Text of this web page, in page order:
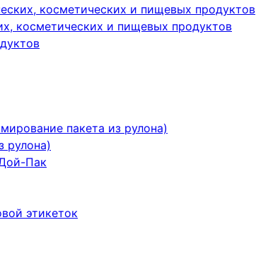
косметических и пищевых продуктов
косметических и пищевых продуктов
пакета из рулона)
рулона)
Пак
этикеток